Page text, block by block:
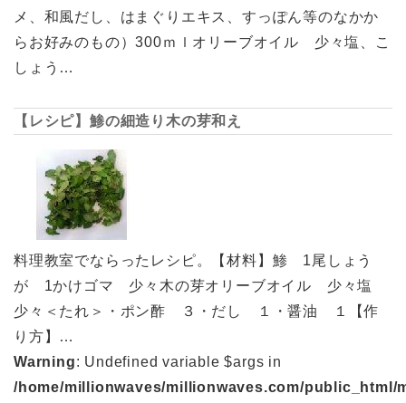
メ、和風だし、はまぐりエキス、すっぽん等のなかか
らお好みのもの）300ｍｌオリーブオイル 少々塩、こ
しょう…
【レシピ】鯵の細造り木の芽和え
料理教室でならったレシピ。【材料】鯵 1尾しょう
が 1かけゴマ 少々木の芽オリーブオイル 少々塩
少々＜たれ＞・ポン酢 ３・だし １・醤油 １【作
り方】…
Warning: Undefined variable $args in
/home/millionwaves/millionwaves.com/public_html/